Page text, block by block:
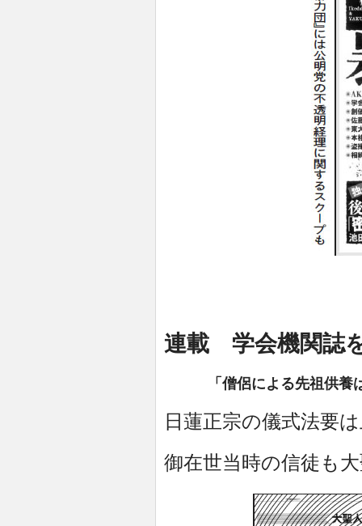
連載 学会機関
「僧侶による先祖供養は
日蓮正宗の儀式法要
御在世当時の信徒も